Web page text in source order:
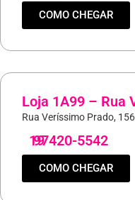
COMO CHEGAR
Loja 1A99 – Rua
Rua Veríssimo Prado,
19
97420-5542
COMO CHEGAR